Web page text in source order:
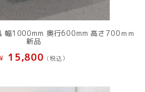
幅1000mm 奥行600mm 高さ700ｍｍ
新品
¥ 15,800 (税込）